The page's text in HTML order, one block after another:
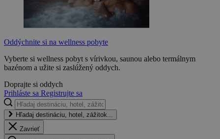
Oddýchnite si na wellness pobyte
Vyberte si wellness pobyt s vírivkou, saunou alebo termálnym
bazénom a užite si zaslúžený oddych.
Doprajte si oddych
Prihláste sa Registrujte sa
Hľadaj destináciu, hotel, zážitok...
Zavrieť